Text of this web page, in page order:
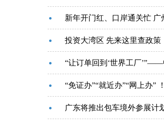
新年开门红、口岸通关忙
投资大湾区 先来这里查政策
“让订单回到‘世界工厂
“免证办”“就近办”“网上办”
广东将推出包车境外参展计